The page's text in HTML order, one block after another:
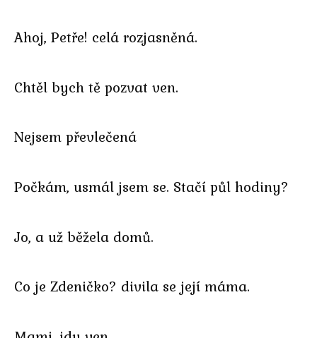
Ahoj, Petře! celá rozjasněná.
Chtěl bych tě pozvat ven.
Nejsem převlečená
Počkám, usmál jsem se. Stačí půl hodiny?
Jo, a už běžela domů.
Co je Zdeničko? divila se její máma.